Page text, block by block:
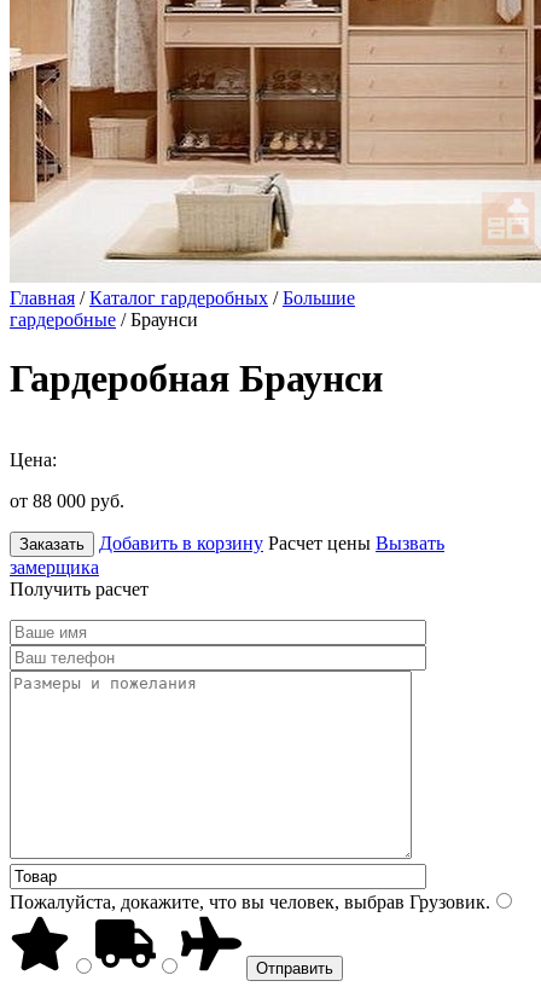
Главная /Каталог гардеробных /Большие
гардеробные / Браунси
Гардеробная Браунси
Цена:
от 88 000 руб.
Заказать Добавить в корзину Расчет цены Вызвать
замерщика
Получить расчет
Пожалуйста, докажите, что вы человек, выбрав Грузовик.